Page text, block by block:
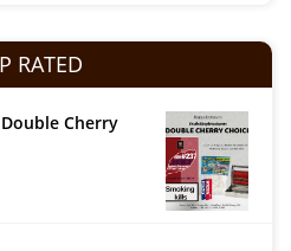
RATED
Cherry